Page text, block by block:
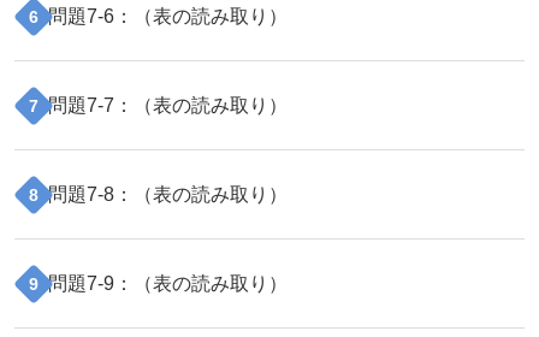
6 問題7-6 ：（表の読み取り ）
7 問題7-7 ：（表の読み取り ）
8 問題7-8 ：（表の読み取り ）
9 問題7-9 ：（表の読み取り ）